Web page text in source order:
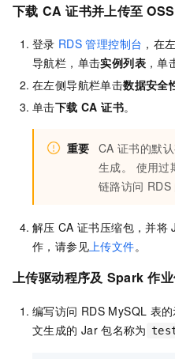
下载 CA 证书并上传至 OSS
登录 RDS 管理控制台 ，在
导航栏，单击实例列表 ，单
在左侧导航栏单击数据安全
单击下载 CA 证书。
重要 CA 证书的默
生成。 使用过
链路访问 RDS
解压 CA 证书压缩包，并将
作， 请参见上传文件。
上传驱动程序及 Spark 作
编写访问 RDS MySQL 表
文生成的 Jar 包名称为